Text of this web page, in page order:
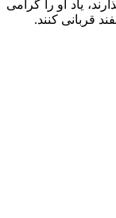
یاد او را گرامی
قربانی کنند.